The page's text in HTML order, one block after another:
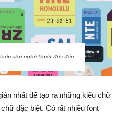
chữ nghệ thuật độc đáo
nhất để tạo ra những kiểu chữ
đặc biệt. Có rất nhiều font